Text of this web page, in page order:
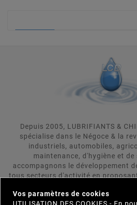
Depuis 2005, LUBRIFIANTS &
spécialise dans le Négoce & la
industriels, automobiles,
maintenance, d'hygiène et
accompagnons le développement
tous secteurs d'activité en
clients. LUBRIFIANTS & CHIMIE
Vos paramètres de cookies
UTILISATION DES COOKIES - En